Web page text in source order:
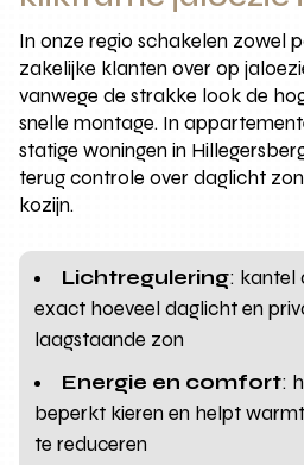
In onze regio schakelen zowel
zakelijke klanten over op
vanwege de strakke look de
snelle montage. In
statige woningen in
terug controle over daglicht
kozijn.
Lichtregulering: kantel
exact hoeveel daglicht en
laagstaande zon
Energie en comfort:
beperkt kieren en helpt
te reduceren